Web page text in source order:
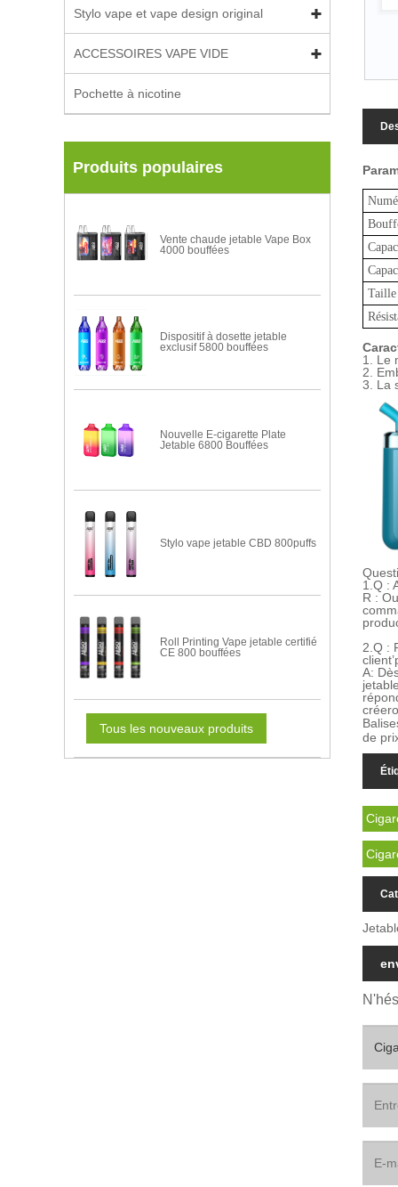
Stylo vape et vape design original
ACCESSOIRES VAPE VIDE
Pochette à nicotine
Produits populaires
Vente chaude jetable Vape Box
4000 bouffées
Dispositif à dosette jetable
exclusif 5800 bouffées
Nouvelle E-cigarette Plate
Jetable 6800 Bouffées
Stylo vape jetable CBD 800puffs
Roll Printing Vape jetable certifié
CE 800 bouffées
Tous les nouveaux produits
1. Le
2.
3. La
1. Q :
R :
2. Q :
client’
A:
de